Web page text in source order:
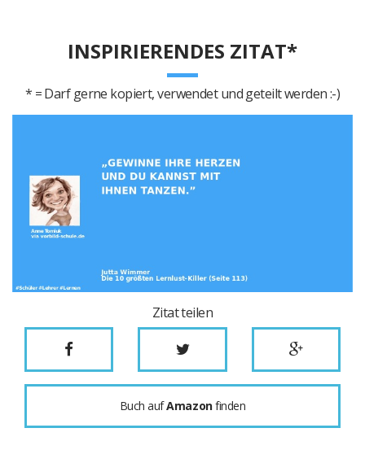
INSPIRIERENDES ZITAT*
* = Darf gerne kopiert, verwendet und geteilt werden :-)
Zitat teilen
Buch aufAmazonfinden